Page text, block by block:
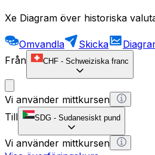
Xe Diagram över historiska
Omvandla Skicka
Från
CHF - Schweiziska franc
Vi använder mittkursen
Till
SDG - Sudanesiskt pund
Vi använder mittkursen